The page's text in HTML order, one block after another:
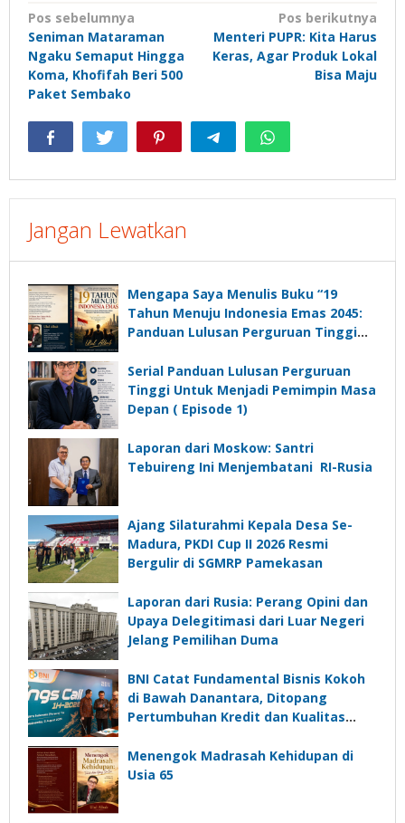
Navigasi
pos
Pos sebelumnya
Seniman Mataraman
Ngaku Semaput Hingga
Koma, Khofifah Beri 500
Paket Sembako
Pos berikutnya
Menteri PUPR: Kita Harus
Keras, Agar Produk Lokal
Bisa Maju
Jangan Lewatkan
Mengapa Saya Menulis Buku “19
Tahun Menuju Indonesia Emas 2045:
Panduan Lulusan Perguruan Tinggi
Depan”?
Serial Panduan Lulusan Perguruan
Tinggi Untuk Menjadi Pemimpin Masa
Depan ( Episode 1)
Laporan dari Moskow: Santri
Tebuireng Ini Menjembatani RI-Rusia
Ajang Silaturahmi Kepala Desa Se-
Madura, PKDI Cup II 2026 Resmi
Bergulir di SGMRP Pamekasan
Laporan dari Rusia: Perang Opini dan
Upaya Delegitimasi dari Luar Negeri
Jelang Pemilihan Duma
BNI Catat Fundamental Bisnis Kokoh
di Bawah Danantara, Ditopang
Pertumbuhan Kredit dan Kualitas
Menengok Madrasah Kehidupan di
Usia 65